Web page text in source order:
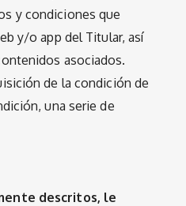
y condiciones que
y/o app del Titular, así
asociados.
de la condición de
una serie de
descritos, le